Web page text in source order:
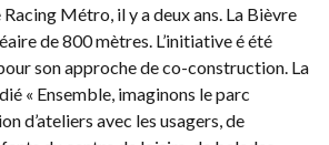
Métro, il y a deux ans. La Bièvre
de 800 mètres. L’initiative é été
son approche de co-construction. La
« Ensemble, imaginons le parc
d’ateliers avec les usagers, de